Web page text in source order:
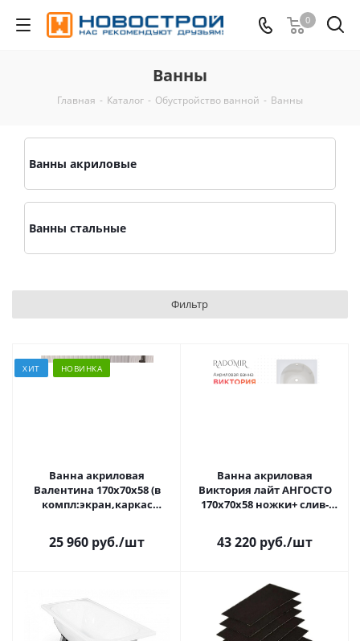
0
Ванны
Главная - Каталог - Обустройство ванной - Ванны
Ванны акриловые
Ванны стальные
Фильтр
ХИТ НОВИНКА
Ванна акриловая
Валентина 170х70х58 (в
компл:экран,каркас
сеточкой хром)
25 960 руб./шт
Ванна акриловая
Виктория лайт АНГОСТО
170х70х58 ножки+ слив-
43 220 руб./шт